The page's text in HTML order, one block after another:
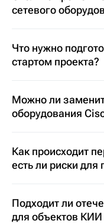
сетевого
Что нужно
стартом проекта?
Можно ли
оборудования
Как происходит
есть ли риски для
Подходит ли
для объектов